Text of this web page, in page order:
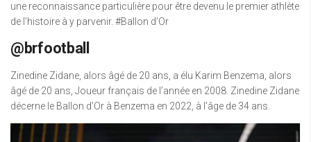
une reconnaissance particulière pour être devenu le premier athlète
de l’histoire à y parvenir. #Ballon d’Or
@brfootball
Zinedine Zidane, alors âgé de 20 ans, a élu Karim Benzema, alors
âgé de 20 ans, Joueur français de l’année en 2008. Zinedine Zidane
décerne le Ballon d’Or à Benzema en 2022, à l’âge de 34 ans.